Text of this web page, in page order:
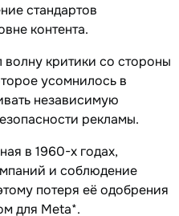
стандартов
контента.
критики со стороны
усомнилось в
независимую
рекламы.
в 1960-х годах,
и соблюдение
потеря её одобрения
для Meta*.